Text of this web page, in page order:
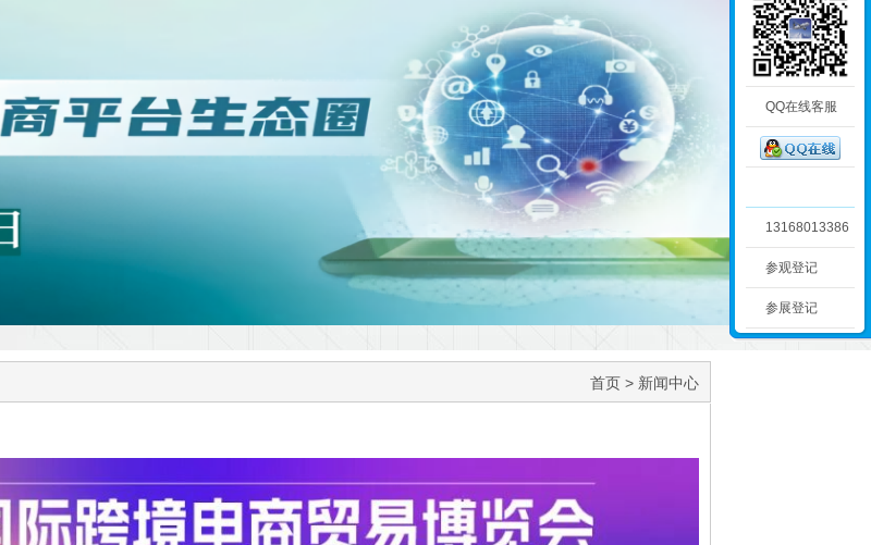
QQ在线客服
13168013386
参观登记
参展登记
首页 > 新闻中心